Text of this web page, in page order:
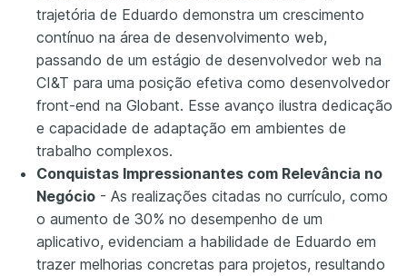
trajetória de Eduardo demonstra um crescimento
contínuo na área de desenvolvimento web,
passando de um estágio de desenvolvedor web na
CI&T para uma posição efetiva como desenvolvedor
front-end na Globant. Esse avanço ilustra dedicação
e capacidade de adaptação em ambientes de
trabalho complexos.
Conquistas Impressionantes com Relevância no
Negócio - As realizações citadas no currículo, como
o aumento de 30% no desempenho de um
aplicativo, evidenciam a habilidade de Eduardo em
trazer melhorias concretas para projetos, resultando